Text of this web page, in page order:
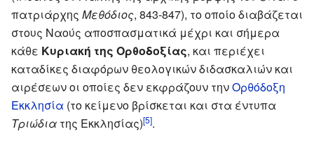
πατριάρχης Μεθόδιος, 843-847), το οποίο διαβάζεται
στους Ναούς αποσπασματικά μέχρι και σήμερα
κάθε Κυριακή της Ορθοδοξίας, και περιέχει
καταδίκες διαφόρων θεολογικών διδασκαλιών και
αιρέσεων οι οποίες δεν εκφράζουν τηνΟρθόδοξη
Εκκλησία (το κείμενο βρίσκεται και στα έντυπα
Τριώδια της Εκκλησίας)[5].